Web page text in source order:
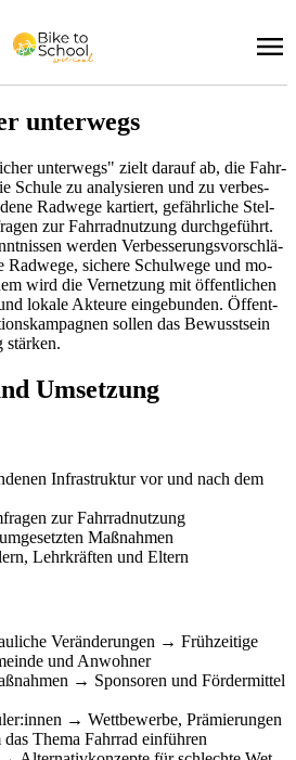
un­ter­wegs
un­ter­wegs" zielt dar­auf ab, die Fahr­
Schu­le zu ana­ly­sie­ren und zu ver­bes­
Rad­we­ge kar­tiert, ge­fähr­li­che Stel­
zur Fahr­rad­nut­zung durch­ge­führt.
wer­den Ver­bes­se­rungs­vor­schlä­
Rad­we­ge, si­che­re Schul­we­ge und mo­
wird die Ver­net­zung mit öf­fent­li­chen
lo­ka­le Ak­teu­re ein­ge­bun­den. Öf­fent­
sol­len das Be­wusst­sein
stär­ken.
Um­set­zung
In­fra­struk­tur vor und nach dem
zur Fahr­rad­nut­zung
Maß­nah­men
Lehr­kräf­ten und El­tern
Ver­än­de­run­gen → Früh­zei­ti­ge
und An­woh­ner
→ Spon­so­ren und För­der­mit­tel
→ Wett­be­wer­be, Prä­mie­run­gen
The­ma Fahr­rad ein­füh­ren